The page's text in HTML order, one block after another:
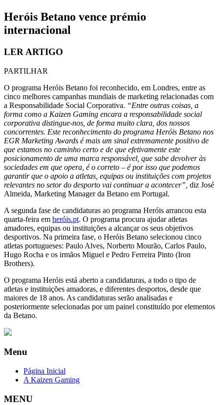
Heróis Betano vence prémio
internacional
LER ARTIGO
PARTILHAR
O programa Heróis Betano foi reconhecido, em Londres, entre as
cinco melhores campanhas mundiais de marketing relacionadas com
a Responsabilidade Social Corporativa. “Entre outras coisas, a
forma como a Kaizen Gaming encara a responsabilidade social
corporativa distingue-nos, de forma muito clara, dos nossos
concorrentes. Este reconhecimento do programa Heróis Betano nos
EGR Marketing Awards é mais um sinal extremamente positivo de
que estamos no caminho certo e de que efetivamente este
posicionamento de uma marca responsável, que sabe devolver às
sociedades em que opera, é o correto – é por isso que podemos
garantir que o apoio a atletas, equipas ou instituições com projetos
relevantes no setor do desporto vai continuar a acontecer”, diz José
Almeida, Marketing Manager da Betano em Portugal.
A segunda fase de candidaturas ao programa Heróis arrancou esta
quarta-feira em heróis.pt. O programa procura ajudar atletas
amadores, equipas ou instituições a alcançar os seus objetivos
desportivos. Na primeira fase, o Heróis Betano selecionou cinco
atletas portugueses: Paulo Alves, Norberto Mourão, Carlos Paulo,
Hugo Rocha e os irmãos Miguel e Pedro Ferreira Pinto (Iron
Brothers).
O programa Heróis está aberto a candidaturas, a todo o tipo de
atletas e instituições amadoras, e diferentes desportos, desde que
maiores de 18 anos. As candidaturas serão analisadas e
posteriormente selecionadas por um painel constituído por elementos
da Betano.
Menu
Página Inicial
A Kaizen Gaming
MENU